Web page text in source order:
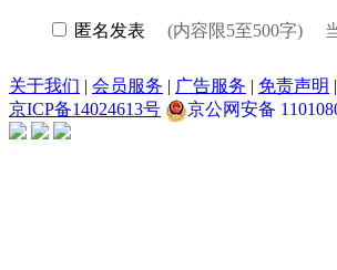
匿名发表 (内容限5至500字)
关于我们 | 会员服务 | 广告服务 | 免责声明 |
京ICP备14024613号
京公网安备